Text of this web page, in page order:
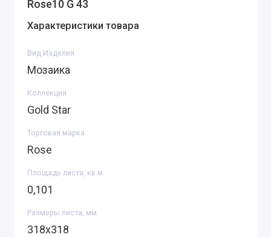
Rose10 G 43
Характеристики товара
Вид Изделия
Мозаика
Коллекция
Gold Star
Торговая марка
Rose
Площадь листа, кв.м.
0,101
Размеры листа, мм
318х318